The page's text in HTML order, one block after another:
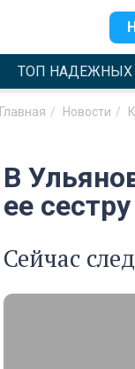
ТОП
Главная Новости
В
ее сестру
Сейчас